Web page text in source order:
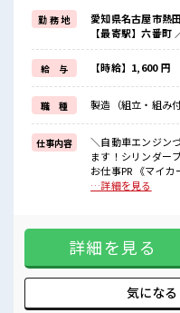
《うれしい土日やすみ*》
前もって予定がたてやすい土
プライベートも充実しそう♪
《経験をいかして働こう*》
ブランクのある方も大歓迎！
ここでさらにスキルUPしち
《制服無料*》
制服は無料で貸与されます！
仕事用の服を自分で用意す
毎日使うものだからこそ、
無料で利用できるのは嬉し
■職場の雰囲気
休憩時間にしっかりリフレ
さらに食堂もあります！
コンビニは職場の目の前に
お昼ご飯に困らないですね♪
勤 務 地
愛知県名古屋市熱
【最寄駅】六番町
給 与 【時給】1,600 円
職 種 製造（組立・組み付
仕事内容
＼自動車エンジン
ます！シリンダー
お仕事PR 《マイ
ます！ 車・バイク
トも充実しそう♪
る方も大歓迎！ こ
《制服無料*》 制
分で用意する手間
利用できるのは嬉しいポ
代・30代の方カ
…詳細を見る
詳細を見る
気にな